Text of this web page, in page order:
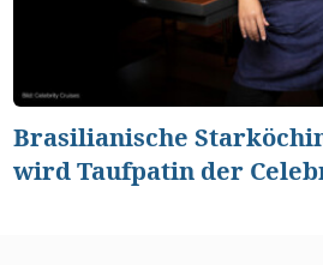
Brasilianische
wird Taufpatin der